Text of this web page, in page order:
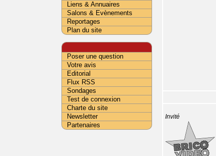
Invité
Liens & Annuaires
Salons & Evènements
Reportages
Plan du site
Poser une question
Votre avis
Editorial
Flux RSS
Sondages
Test de connexion
Charte du site
Newsletter
Partenaires